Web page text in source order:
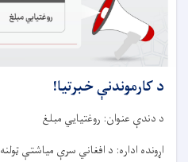
د کارموندنې خبرتيا!
د دندې عنوان: روغتیايي مبلغ
اړونده اداره: د افغاني سرې میاشتې ټولنه